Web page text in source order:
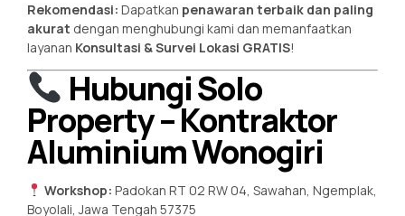
Rekomendasi: Dapatkan penawaran terbaik dan paling
akurat dengan menghubungi kami dan memanfaatkan
layanan Konsultasi & Survei Lokasi GRATIS!
Hubungi Solo
Property – Kontraktor
Aluminium Wonogiri
Workshop: Padokan RT 02 RW 04, Sawahan, Ngemplak,
Boyolali, Jawa Tengah 57375